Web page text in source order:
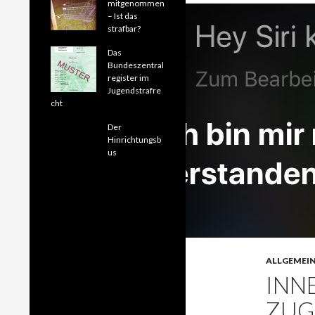
ALLGEMEIN
mitgenommen
– Ist das
strafbar?
Das
Bundeszentral
register im
Jugendstrafre
cht
Der
Hinrichtungsb
us